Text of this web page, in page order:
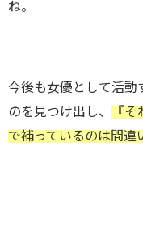
ね。
今後も女優として活動
のを見つけ出し、
『
で補っているのは間違